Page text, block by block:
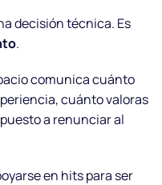
decisión técnica. Es
.
comunica cuánto
cuánto valoras
a renunciar al
en hits para ser